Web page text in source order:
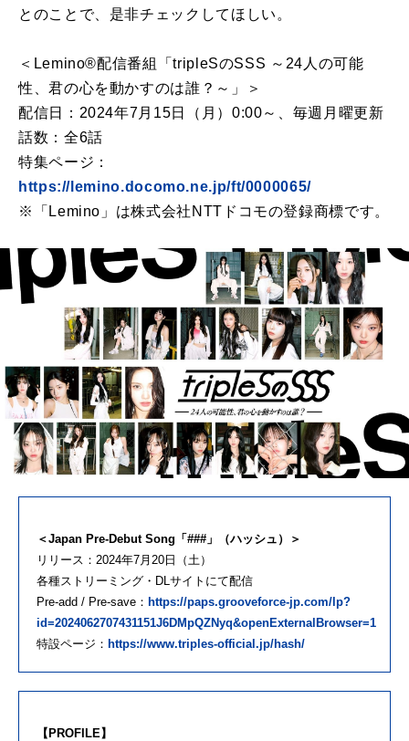
とのことで、是非チェックしてほしい。
＜Lemino®配信番組「tripleSのSSS ～24人の可能
性、君の心を動かすのは誰？～」＞
配信日：2024年7月15日（月）0:00～、毎週月曜更新
話数：全6話
特集ページ：
https://lemino.docomo.ne.jp/ft/0000065/
※「Lemino」は株式会社NTTドコモの登録商標です。
＜Japan Pre-Debut Song「###」（ハッシュ）＞
リリース：2024年7月20日（土）
各種ストリーミング・DLサイトにて配信
Pre-add / Pre-save： https://paps.grooveforce-jp.com/lp?
id=2024062707431151J6DMpQZNyq&openExternalBrowser=1
特設ページ： https://www.triples-official.jp/hash/
【PROFILE】